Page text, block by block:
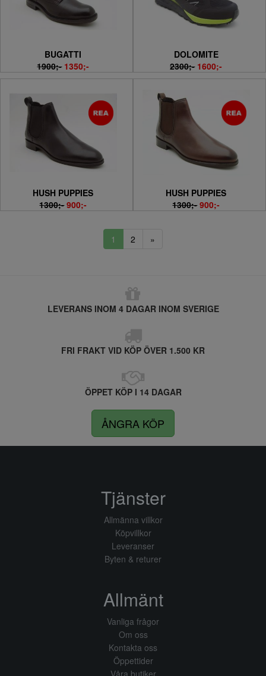
BUGATTI
1900;- 1350;-
DOLOMITE
2300;- 1600;-
HUSH PUPPIES
1300;- 900;-
HUSH PUPPIES
1300;- 900;-
1 2 »
LEVERANS INOM 4 DAGAR INOM SVERIGE
FRI FRAKT VID KÖP ÖVER 1.500 KR
ÖPPET KÖP I 14 DAGAR
ÅNGRA KÖP
Tjänster
Allmänna villkor
Köpvillkor
Leveranser
Byten & returer
Allmänt
Vanliga frågor
Om oss
Kontakta oss
Öppettider
Våra butiker